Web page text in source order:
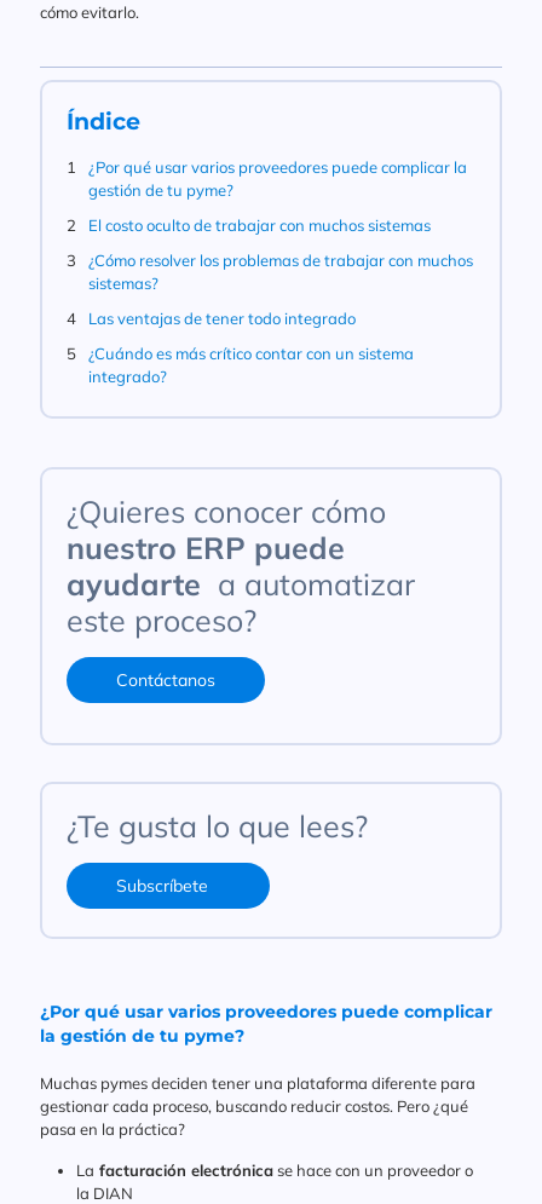
cómo evitarlo.
Índice
¿Por qué usar varios proveedores puede complicar la
gestión de tu pyme?
El costo oculto de trabajar con muchos sistemas
¿Cómo resolver los problemas de trabajar con muchos
sistemas?
Las ventajas de tener todo integrado
¿Cuándo es más crítico contar con un sistema
integrado?
¿Quieres conocer cómo
nuestro ERP puede
ayudarte a automatizar
este proceso?
Contáctanos
¿Te gusta lo que lees?
Subscríbete
¿Por qué usar varios proveedores puede complicar
la gestión de tu pyme?
Muchas pymes deciden tener una plataforma diferente para
gestionar cada proceso, buscando reducir costos. Pero ¿qué
pasa en la práctica?
La facturación electrónicase hace con un proveedor o
la DIAN